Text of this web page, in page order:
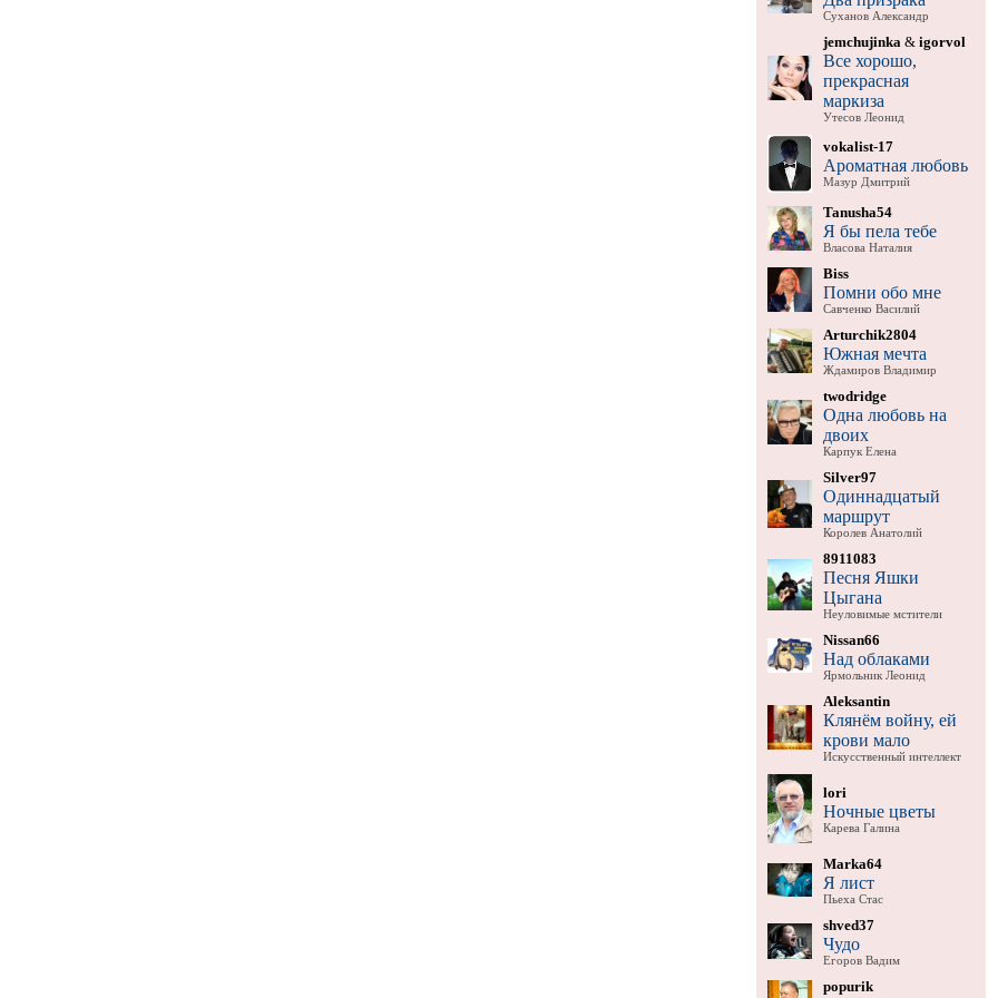
Суханов Александр
jemchujinka & igorvol
Все хорошо,
прекрасная
маркиза
Утесов Леонид
vokalist-17
Ароматная любовь
Мазур Дмитрий
Tanusha54
Я бы пела тебе
Власова Наталия
Biss
Помни обо мне
Савченко Василий
Arturchik2804
Южная мечта
Ждамиров Владимир
twodridge
Одна любовь на
двоих
Карпук Елена
Silver97
Одиннадцатый
маршрут
Королев Анатолий
8911083
Песня Яшки
Цыгана
Неуловимые мстители
Nissan66
Над облаками
Ярмольник Леонид
Aleksantin
Клянём войну, ей
крови мало
Искусственный интеллект
lori
Ночные цветы
Карева Галина
Marka64
Я лист
Пьеха Стас
shved37
Чудо
Егоров Вадим
popurik